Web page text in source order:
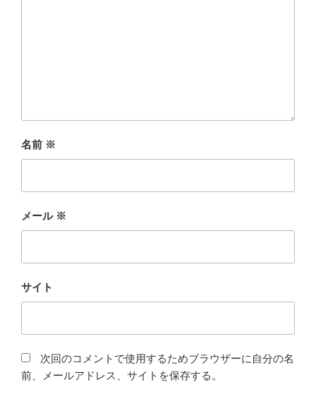
名前 ※
メール ※
サイト
次回のコメントで使用するためブラウザーに自分の名
前、メールアドレス、サイトを保存する。